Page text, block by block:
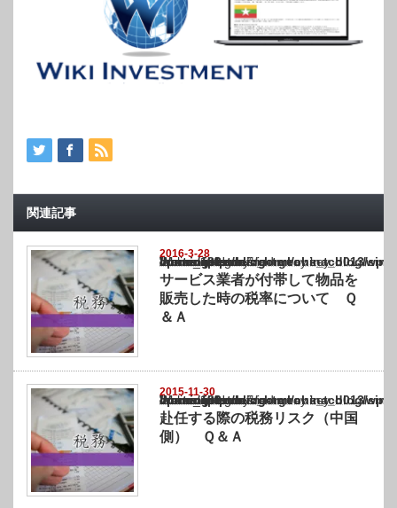
関連記事
2016-3-28
Warning
: Undefined array key "show_category" in
/home/netst/kuno-cpa.co.jp/public_html/china_blog/wp-content/themes/
on line183
サービス業者が付帯して物品を
販売した時の税率について Ｑ
＆Ａ
2015-11-30
Warning
: Undefined array key "show_category" in
/home/netst/kuno-cpa.co.jp/public_html/china_blog/wp-content/themes/
on line183
赴任する際の税務リスク（中国
側） Ｑ＆Ａ